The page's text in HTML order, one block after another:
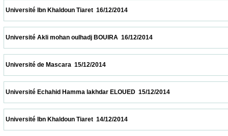
Université Ibn Khaldoun Tiaret  16/12/2014
Université Akli mohan oulhadj BOUIRA  16/12/2014
Université de Mascara  15/12/2014
Université Echahid Hamma lakhdar ELOUED  15/12/2014
Université Ibn Khaldoun Tiaret  14/12/2014